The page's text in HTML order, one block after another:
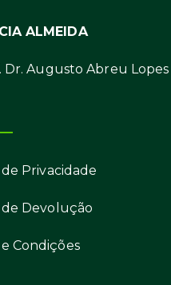
ALMEIDA
Dr. Augusto Abreu
Privacidade
Devolução
Condições